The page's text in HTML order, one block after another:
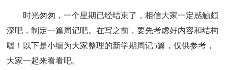
时光匆匆，一个星期已经结束了，相信大家一定感触颇
深吧，制定一篇周记吧。在写之前，要先考虑好内容和结构
喔！以下是小编为大家整理的新学期周记5篇，仅供参考，
大家一起来看看吧。